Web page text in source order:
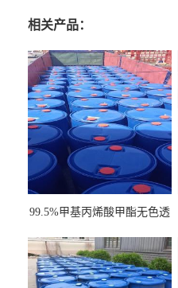
相关产品：
99.5%甲基丙烯酸甲酯无色透